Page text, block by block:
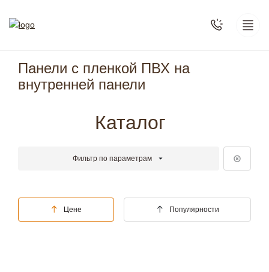
Панели с пленкой ПВХ на
внутренней панели
Каталог
Фильтр по параметрам
Цене Популярности